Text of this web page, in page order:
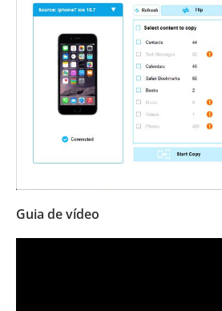
Guia de vídeo